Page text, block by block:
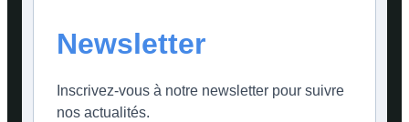
Newsletter
Inscrivez-vous à notre newsletter pour suivre
nos actualités.